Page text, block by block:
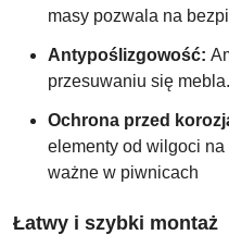
masy pozwala na
Antypoślizgowość:
przesuwaniu się mebla.
Ochrona przed
elementy od wilgoci
ważne w piwnicach
Łatwy i szybki montaż